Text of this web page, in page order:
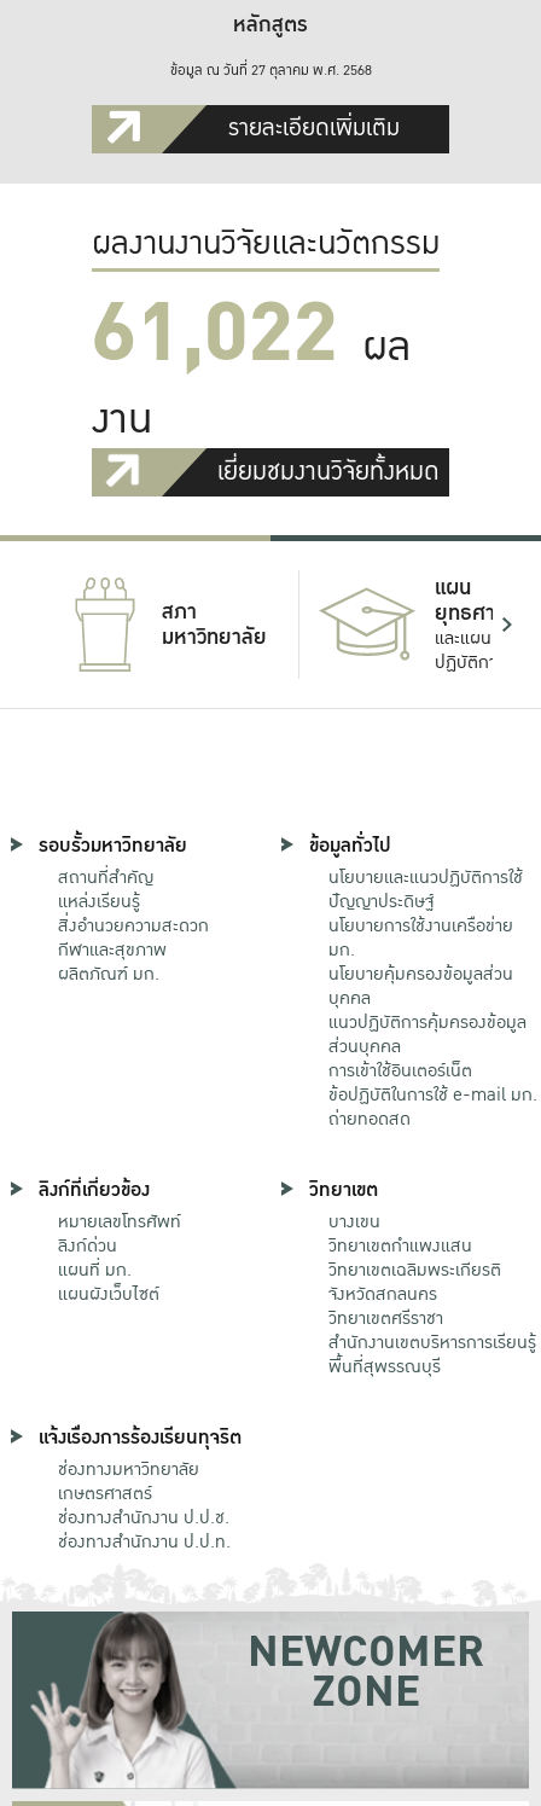
หลักสูตร
ข้อมูล ณ วันที่ 27 ตุลาคม พ.ศ. 2568
รายละเอียดเพิ่มเติม
ผลงานงานวิจัยและนวัตกรรม
61,022 ผล
งาน
เยี่ยมชมงานวิจัยทั้งหมด
สภา
มหาวิทยาลัย
แผน
ยุทธศาสตร์
และแผน
ปฏิบัติการ
รอบรั้วมหาวิทยาลัย
สถานที่สำคัญ
แหล่งเรียนรู้
สิ่งอำนวยความสะดวก
กีฬาและสุขภาพ
ผลิตภัณฑ์ มก.
ข้อมูลทั่วไป
นโยบายและแนวปฏิบัติการใช้
ปัญญาประดิษฐ์
นโยบายการใช้งานเครือข่าย
มก.
นโยบายคุ้มครองข้อมูลส่วน
บุคคล
แนวปฏิบัติการคุ้มครองข้อมูล
ส่วนบุคคล
การเข้าใช้อินเตอร์เน็ต
ข้อปฏิบัติในการใช้ e-mail มก.
ถ่ายทอดสด
ลิงก์ที่เกี่ยวข้อง
หมายเลขโทรศัพท์
ลิงก์ด่วน
แผนที่ มก.
แผนผังเว็บไซต์
วิทยาเขต
บางเขน
วิทยาเขตกําแพงแสน
วิทยาเขตเฉลิมพระเกียรติ
จังหวัดสกลนคร
วิทยาเขตศรีราชา
สำนักงานเขตบริหารการเรียนรู้
พื้นที่สุพรรณบุรี
แจ้งเรื่องการร้องเรียนทุจริต
ช่องทางมหาวิทยาลัย
เกษตรศาสตร์
ช่องทางสำนักงาน ป.ป.ช.
ช่องทางสำนักงาน ป.ป.ท.
NEWCOMER
ZONE